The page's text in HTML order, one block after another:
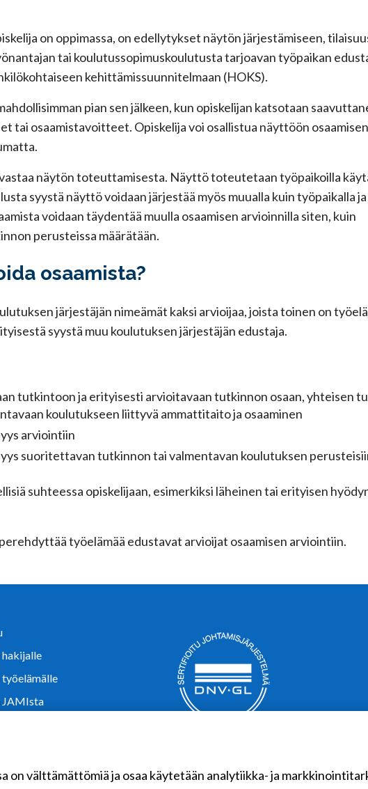
on oppimassa, on edellytykset näytön järjestämiseen,
tai koulutussopimuskoulutusta tarjoavan työpaikan
kehittämissuunnitelmaan (HOKS).
pian sen jälkeen, kun opiskelijan katsotaan
tai osaamistavoitteet. Opiskelija voi osallistua näyttöön osaamisen
näytön toteuttamisesta. Näyttö toteutetaan työpaikoilla
syystä näyttö voidaan järjestää myös muualla kuin työpaikalla
voidaan täydentää muulla osaamisen arvioinnilla siten, kuin
perusteissa määrätään.
osaamista?
järjestäjän nimeämät kaksi arvioijaa, joista toinen on
syystä muu koulutuksen järjestäjän edustaja.
tutkintoon ja erityisesti arvioitavaan tutkinnon osaan, yhteisen
koulutukseen liittyvä ammattitaito ja osaaminen
arviointiin
suoritettavan tutkinnon tai valmentavan koulutuksen
suhteessa opiskelijaan, esimerkiksi läheinen tai erityisen
työelämää edustavat arvioijat osaamisen arviointiin.
JAMIsta
on välttämättömiä ja osaa käytetään analytiikka- ja